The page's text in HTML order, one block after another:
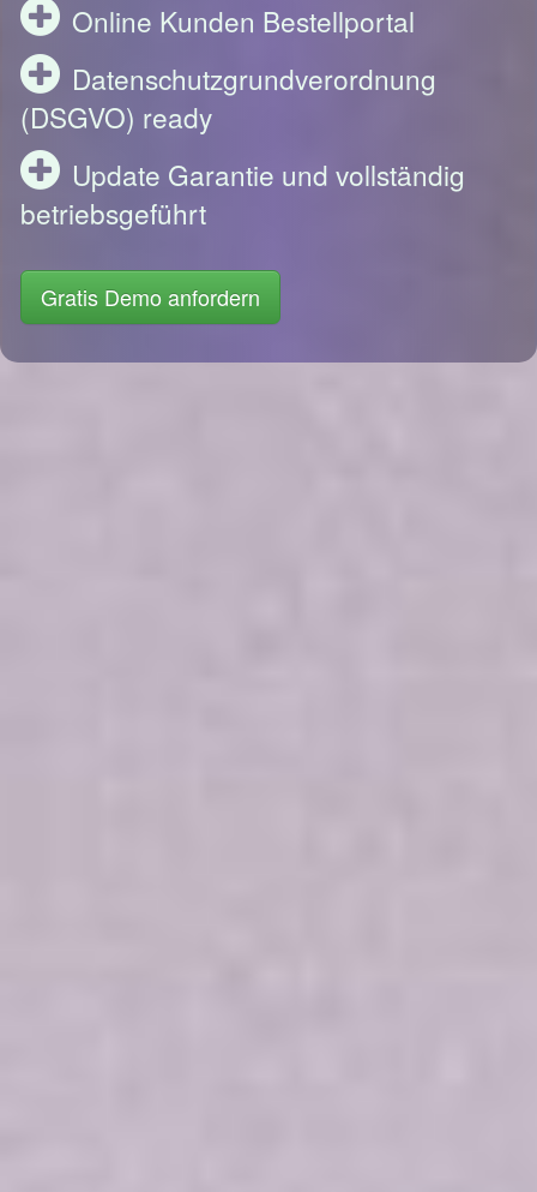
Online Kunden Bestellportal
Datenschutzgrundverordnung
(DSGVO) ready
Update Garantie und vollständig
betriebsgeführt
Gratis Demo anfordern